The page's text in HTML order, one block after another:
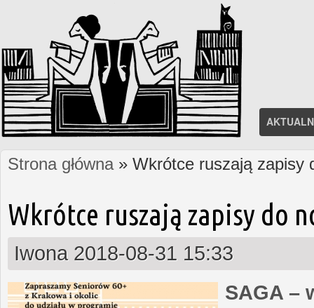
Jesteś tutaj
Strona główna» Wkrótce ruszają zapisy
Wkrótce ruszają zapisy do
Iwona 2018-08-31 15:33
SAGA –